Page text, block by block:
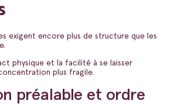
exigent encore plus de structure que les
physique et la facilité à se laisser
plus fragile.
préalable et ordre